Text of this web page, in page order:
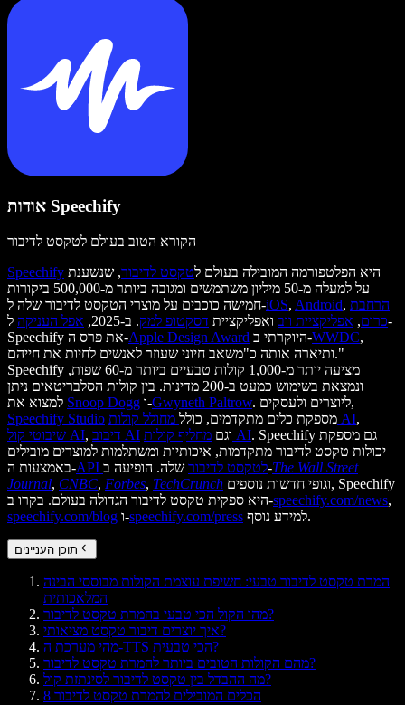
אודות Speechify
הקורא הטוב בעולם לטקסט לדיבור
Speechify
היא הפלטפורמה המובילה בעולם לטקסט לדיבור, שנשענת
על למעלה מ-50 מיליון משתמשים ומגובה ביותר מ-500,000 ביקורות
חמישה כוכבים על מוצרי הטקסט לדיבור שלה ל-iOS, Android, הרחבת
כרום, אפליקציית ווב ואפליקציית דסקטופ למק. ב-2025, אפל העניקה ל-
Speechify את פרס ה-Apple Design Award היוקרתי ב-WWDC,
ותיארה אותה כ"משאב חיוני שעוזר לאנשים לחיות את חייהם."
Speechify מציעה יותר מ-1,000 קולות טבעיים ביותר מ-60 שפות,
ונמצאת בשימוש כמעט ב-200 מדינות. בין קולות הסלבריטאים ניתן
Snoop Dogg ו-Gwyneth Paltrow
. ליוצרים ולעסקים,
Speechify Studio
מספקת כלים מתקדמים, כולל מחולל קולות AI,
שיבוטי קול AI, דיבוב AI וגם מחליף קולות AI. Speechify גם מספקת
יכולות טקסט לדיבור מתקדמות, איכותיות ומשתלמות למוצרים מובילים
באמצעות ה-
API לטקסט לדיבורשלה. הופיעה ב-The Wall Street
Journal, CNBC, Forbes, TechCrunch
היא ספקית טקסט לדיבור הגדולה בעולם. בקרו ב-speechify.com/news,
speechify.com/blog ו-speechify.com/press למידע נוסף.
תוכן העניינים
המרת טקסט לדיבור טבעי: חשיפת עוצמת הקולות מבוססי הבינה
המלאכותית
מהו הקול הכי טבעי בהמרת טקסט לדיבור?
איך יוצרים דיבור טקסט מציאותי?
מהי מערכת ה-TTS הכי טבעית?
מהם הקולות הטובים ביותר להמרת טקסט לדיבור?
מה ההבדל בין טקסט לדיבור לסינתזת קול?
8 הכלים המובילים להמרת טקסט לדיבור